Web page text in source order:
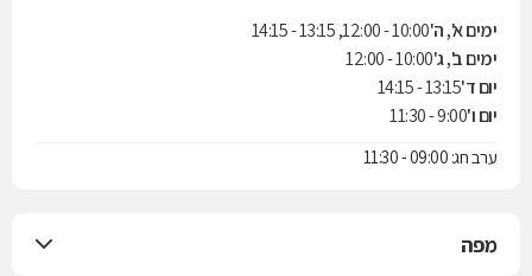
ימים א', ה'10:00 - 12:00, 13:15 - 14:15
ימים ב', ג'10:00 - 12:00
יום ד'13:15 - 14:15
יום ו'9:00 - 11:30
ערב חג: 09:00 - 11:30
מפה